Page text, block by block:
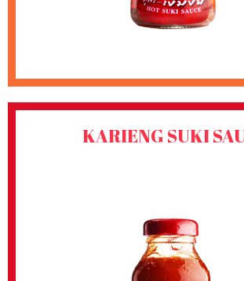
KARIENG SUKI